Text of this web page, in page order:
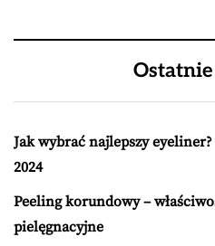
Jak wybrać najlepszy
2024
Peeling korundowy –
pielęgnacyjne